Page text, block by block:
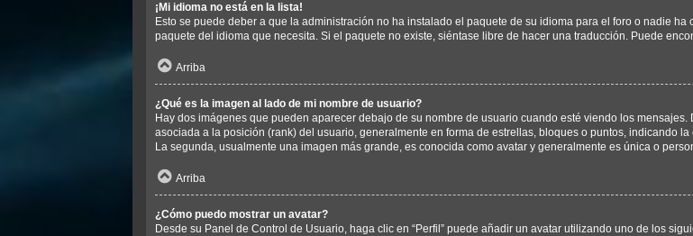
¡Mi idioma no está en la lista!
Esto se puede deber a que la administración no ha instalado el paquete de su idioma para el foro o nadie
paquete del idioma que necesita. Si el paquete no existe, siéntase libre de hacer una traducción. Puede
Arriba
¿Qué es la imagen al lado de mi nombre de usuario?
Hay dos imágenes que pueden aparecer debajo de su nombre de usuario cuando esté viendo los
asociada a la posición (rank) del usuario, generalmente en forma de estrellas, bloques o puntos, indicando
La segunda, usualmente una imagen más grande, es conocida como avatar y generalmente es única o
Arriba
¿Cómo puedo mostrar un avatar?
Desde su Panel de Control de Usuario, haga clic en “Perfil” puede añadir un avatar utilizando uno de los